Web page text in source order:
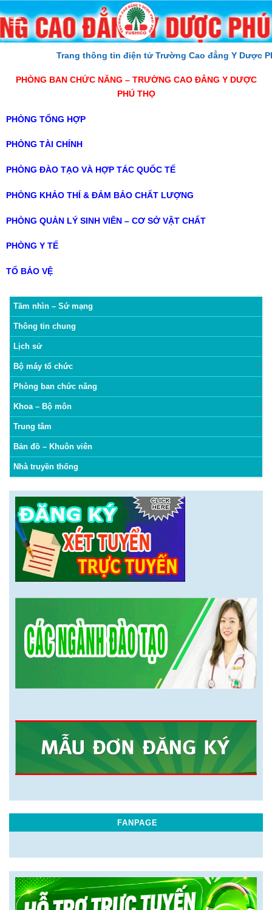
to
content
Trang thông tin điện tử Trường Cao đẳng Y Dược Phú
Tầm nhìn – Sứ mạng
Thông tin chung
Lịch sử
Bộ máy tổ chức
Phòng ban chức năng
Khoa – Bộ môn
Trung tâm
Bản đồ – Khuôn viên
Nhà truyền thống
FANPAGE
PHÒNG BAN CHỨC NĂNG – TRƯỜNG CAO ĐẲNG Y DƯỢC
PHÚ THỌ
PHÒNG TỔNG HỢP
PHÒNG TÀI CHÍNH
PHÒNG ĐÀO TẠO VÀ HỢP TÁC QUỐC TẾ
PHÒNG KHẢO THÍ & ĐẢM BẢO CHẤT LƯỢNG
PHÒNG QUẢN LÝ SINH VIÊN – CƠ SỞ VẬT CHẤT
PHÒNG Y TẾ
TỔ BẢO VỆ